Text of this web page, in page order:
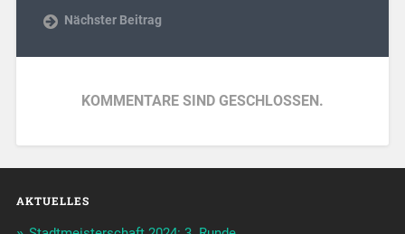
Nächster Beitrag
KOMMENTARE SIND GESCHLOSSEN.
AKTUELLES